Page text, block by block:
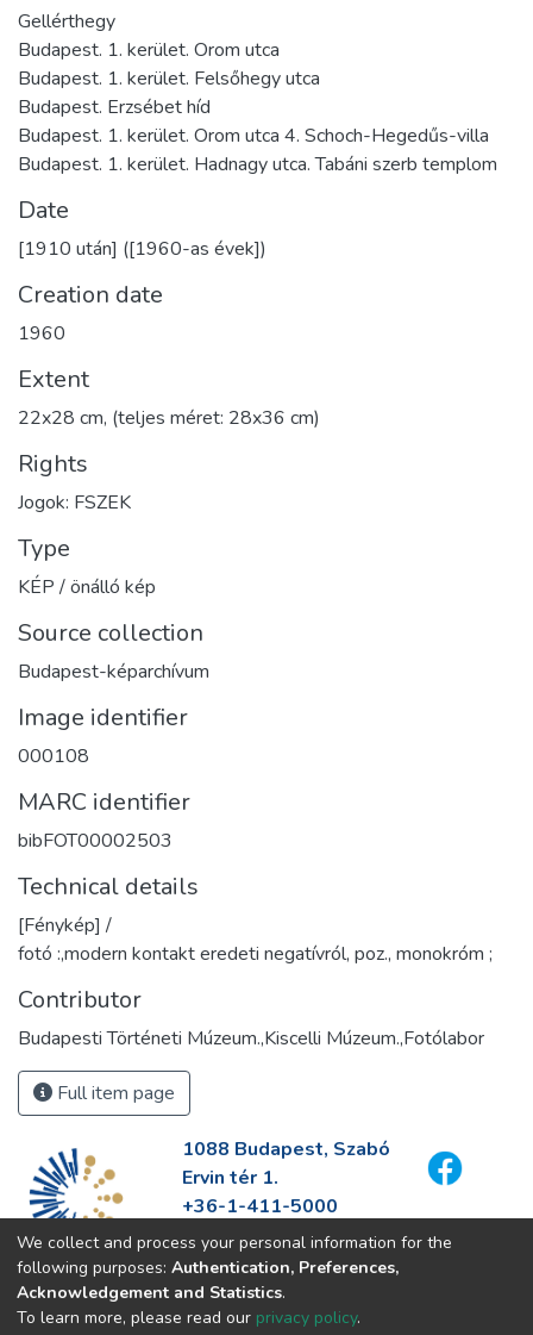
Gellérthegy
Budapest. 1. kerület. Orom utca
Budapest. 1. kerület. Felsőhegy utca
Budapest. Erzsébet híd
Budapest. 1. kerület. Orom utca 4. Schoch-Hegedűs-villa
Budapest. 1. kerület. Hadnagy utca. Tabáni szerb templom
Date
[1910 után] ([1960-as évek])
Creation date
1960
Extent
22x28 cm, (teljes méret: 28x36 cm)
Rights
Jogok: FSZEK
Type
KÉP / önálló kép
Source collection
Budapest-képarchívum
Image identifier
000108
MARC identifier
bibFOT00002503
Technical details
[Fénykép] /
fotó :,modern kontakt eredeti negatívról, poz., monokróm ;
Contributor
Budapesti Történeti Múzeum.,Kiscelli Múzeum.,Fotólabor
Full item page
1088 Budapest, Szabó
Ervin tér 1.
+36-1-411-5000
info@fszek.hu
https://fszek.hu
We collect and process your personal information for the
following purposes: Authentication, Preferences,
Acknowledgement and Statistics.
To learn more, please read our privacy policy.